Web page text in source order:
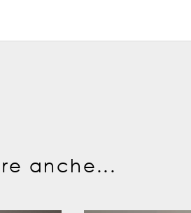
anche...